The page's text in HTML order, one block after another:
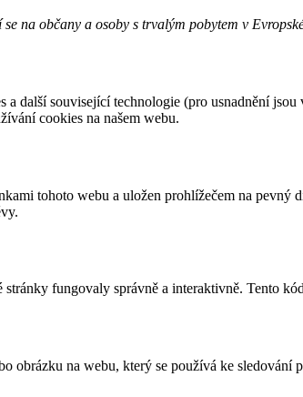
na občany a osoby s trvalým pobytem v
a další související technologie (pro usnadnění
cookies na našem webu.
tohoto webu a uložen prohlížečem na
fungovaly správně a interaktivně. Tento
obrázku na webu, který se používá ke